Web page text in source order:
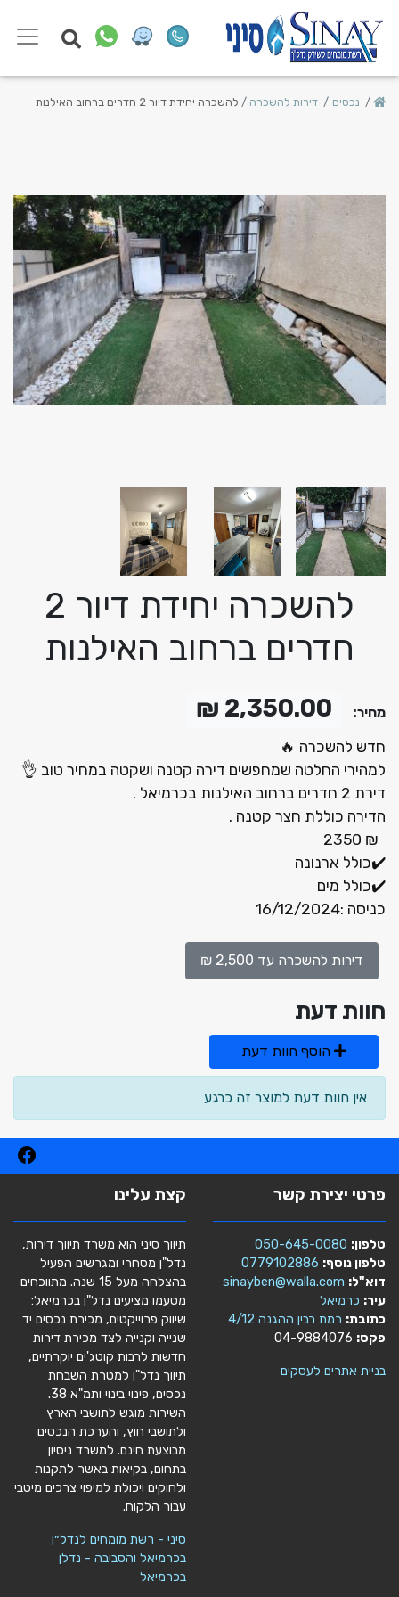
נכסים דירות להשכרה להשכרה יחידת דיור 2 חדרים ברחוב האילנות
להשכרה יחידת דיור 2
חדרים ברחוב האילנות
מחיר: 2,350.00 ₪
חדש להשכרה 🔥
למהירי החלטה שמחפשים דירה קטנה ושקטה במחיר טוב 👌
דירת 2 חדרים ברחוב האילנות בכרמיאל .
הדירה כוללת חצר קטנה .
₪ 2350
✔️כולל ארנונה
✔️כולל מים
כניסה :16/12/2024
דירות להשכרה עד 2,500 ₪
חוות דעת
אין חוות דעת למוצר זה כרגע
פרטי יצירת קשר
טלפון: 050-645-0080
טלפון נוסף: 0779102886
דוא"ל: sinayben@walla.com
עיר: כרמיאל
כתובת: רמת רבין ההגנה 4/12
פקס:
בניית אתרים לעסקים
קצת עלינו
תיווך סיני הוא משרד תיווך דירות,
נדל"ן מסחרי ומגרשים הפעיל
בהצלחה מעל 15 שנה. מתווכחים
מטעמו מציעים נדל"ן בכרמיאל:
שיווק פרוייקטים, מכירת נכסים יד
שנייה וקנייה לצד מכירת דירות
חדשות לרבות קוטג'ים יוקרתיים,
תיווך נדל"ן למטרת השבחת
נכסים, פינוי בינוי ותמ"א 38.
השירות מוגש לתושבי הארץ
ולתושבי חוץ, והערכת הנכסים
מבוצעת חינם. למשרד ניסיון
בתחום, בקיאות באשר לתקנות
ולחוקים ויכולת למיפוי צרכים מיטבי
עבור הלקוח.
סיני - רשת מומחים לנדל״ן
בכרמיאל והסביבה - נדלן
בכרמיאל